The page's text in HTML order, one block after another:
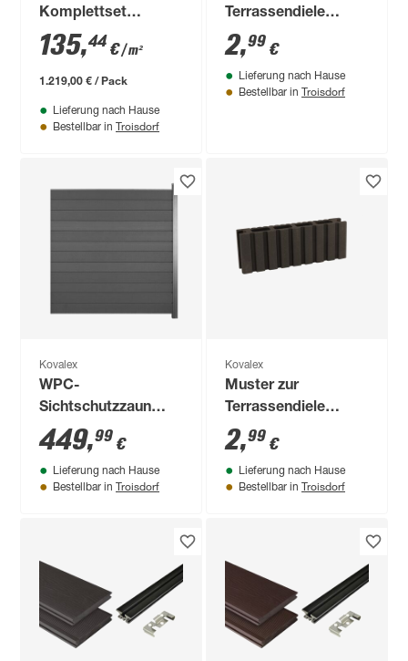
Komplettset
'Strukturo'
schokobraun 3000 x
3000 mm
135,44€/ m²
1.219,00 € / Pack
Lieferung nach Hause
Bestellbar in Troisdorf
Terrassendiele
'Exklusiv' braun matt
100 x 145 x 26 mm
2,99 €
Lieferung nach Hause
Bestellbar in Troisdorf
Kovalex
WPC-
Sichtschutzzaun
'Premium'
Erweiterungsmodul
anthrazit matt 178 x
188 cm, 1 Pfosten
449,99 €
Lieferung nach Hause
Bestellbar in Troisdorf
Kovalex
Muster zur
Terrassendiele
'Exklusiv' anthrazit
matt 100 x 145 x 26
mm
2,99 €
Lieferung nach Hause
Bestellbar in Troisdorf